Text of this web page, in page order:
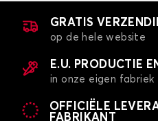
GRATIS
op de hele website
E.U. PRODUCTIE
in onze eigen fabriek
OFFICIËLE
FABRIKANT